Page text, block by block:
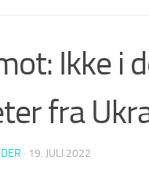
Ikke i
fra
· 19. JULI 2022